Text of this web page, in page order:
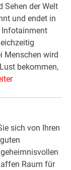
Sehen der Welt
und endet in
Infotainment
Menschen wird
bekommen,
sich von Ihren
Raum für